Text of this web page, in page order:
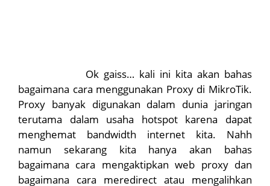
Ok gaiss… kali ini kita akan bahas
bagaimana cara menggunakan Proxy di MikroTik.
Proxy banyak digunakan dalam dunia jaringan
terutama dalam usaha hotspot karena dapat
menghemat bandwidth internet kita. Nahh
namun sekarang kita hanya akan bahas
bagaimana cara mengaktipkan web proxy dan
bagaimana cara meredirect atau mengalihkan